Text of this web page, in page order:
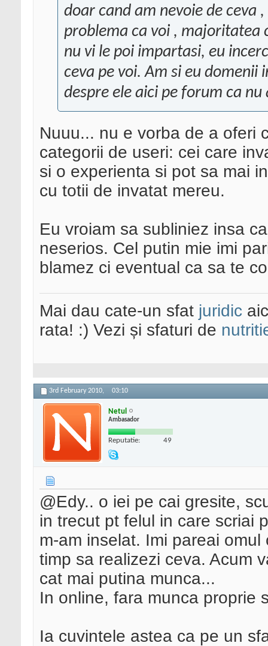
doar cand am nevoie de ceva
problema ca voi , majoritatea
nu vi le poi impartasi, eu
ceva pe voi. Am si eu domenii
despre ele aici pe forum ca
Nuuu... nu e vorba de a oferi
categorii de useri: cei care
si o experienta si pot sa mai
cu totii de invatat mereu.
Eu vroiam sa subliniez insa
neserios. Cel putin mie imi
blamez ci eventual ca sa te
Mai dau cate-un sfat juridic
rata! :) Vezi și sfaturi de
3rd February 2010, 03:10
Netul
Ambasador
Reputatie: 49
@Edy.. o iei pe cai gresite,
in trecut pt felul in care scriai
m-am inselat. Imi pareai
timp sa realizezi ceva. Acum
cat mai putina munca...
In online, fara munca proprie
Ia cuvintele astea ca pe un